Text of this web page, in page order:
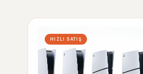
HIZLI SATIŞ